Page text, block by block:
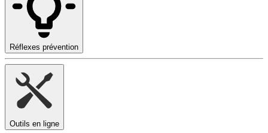
Réflexes prévention
Outils en ligne